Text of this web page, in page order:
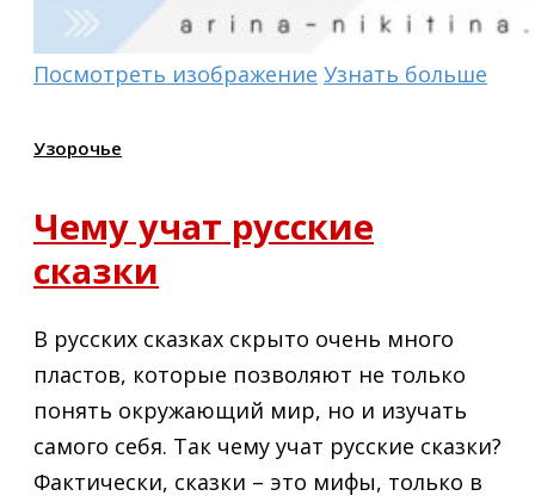
Посмотреть изображение Узнать больше
Узорочье
Чему учат русские
сказки
В русских сказках скрыто очень много
пластов, которые позволяют не только
понять окружающий мир, но и изучать
самого себя. Так чему учат русские сказки?
Фактически, сказки – это мифы, только в